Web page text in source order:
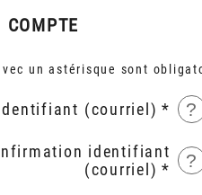
COMPTE
un astérisque sont
(courriel) ?
identifiant
(courriel)
?